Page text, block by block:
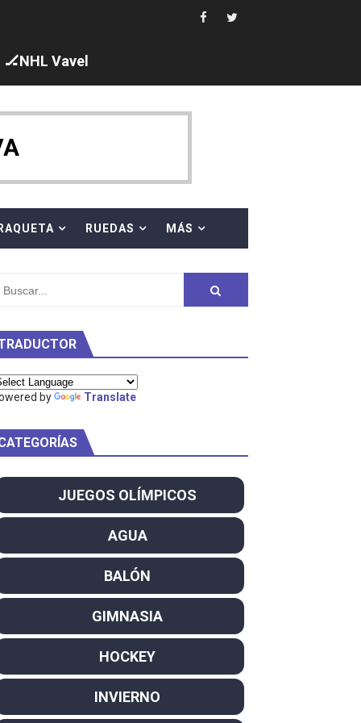
y Taddeucci. Ángela Martínez 5ª en 10km
al equipo neutral ruso, llevándose 8 medallas, seis para
Project
dominan el Europeo
se reparten el botín y Caetano Horta y Rodrigo Conde
decacampeonas y quinto oro consecutivo
Champion
🏒NHL Vavel
RAQUETA RUEDAS MÁS
by Translate
JUEGOS OLÍMPICOS
AGUA
BALÓN
GIMNASIA
HOCKEY
INVIERNO